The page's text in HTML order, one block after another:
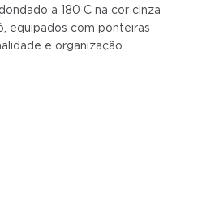
a 180 C na cor cinza
equipados com ponteiras
e organização.